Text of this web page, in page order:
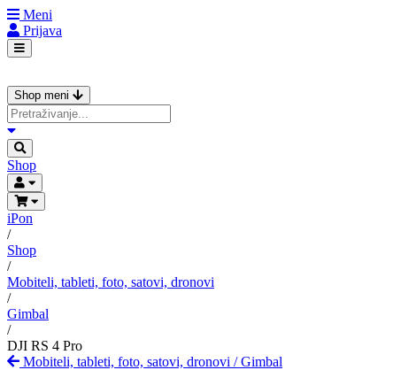
Meni
Prijava
Shop meni
Shop
iPon
/
Shop
/
Mobiteli, tableti, foto, satovi, dronovi
/
Gimbal
/
DJI RS 4 Pro
Mobiteli, tableti, foto, satovi, dronovi /Gimbal